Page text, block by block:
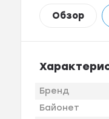
Обзор
Бренд
Байонет